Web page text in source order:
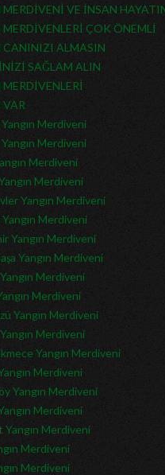
MERDİVENİ VE İNSAN
ÇOK ÖNEMLİ
CANINIZI ALMASIN
SAĞLAM ALIN
Merdiveni
Merdiveni
Merdiveni
Merdiveni
Yangın Merdiveni
Yangın Merdiveni
Yangın Merdiveni
Yangın Merdiveni
Merdiveni
Merdiveni
Yangın Merdiveni
Merdiveni
Yangın Merdiveni
Merdiveni
Yangın Merdiveni
Merdiveni
Yangın Merdiveni
Merdiveni
Merdiveni